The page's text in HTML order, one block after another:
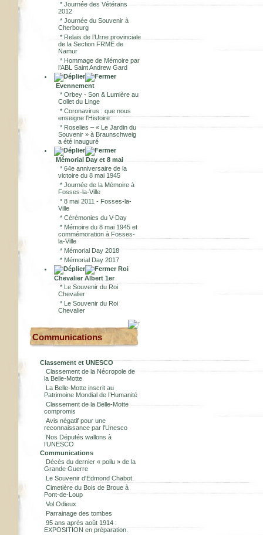
* Journée des Vétérans
2012
* Journée du Souvenir à
Cherbourg
* Relais de l’Urne provinciale
de la Section FRME de
Namur
* Hommage de Mémoire par
l’ABL Saint Andrew Gard
Evennement
* Orbey - Son & Lumière au
Collet du Linge
* Coronavirus : que nous
enseigne l’Histoire
* Roselies – « Le Jardin du
Souvenir » à Braunschweig
a été inauguré
Mémorial Day et 8 mai
* 64e anniversaire de la
victoire du 8 mai 1945
* Journée de la Mémoire à
Fosses-la-Ville
* 8 mai 2011 - Fosses-la-
Ville
* Cérémonies du V-Day
* Mémoire du 8 mai 1945 et
commémoration à Fosses-
la-Ville
* Mémorial Day 2018
* Mémorial Day 2017
Roi
Chevalier Albert 1er
* Le Souvenir du Roi
Chevalier
* Le Souvenir du Roi
Chevalier
Communications
Classement et UNESCO
Classement de la Nécropole de
la Belle-Motte
La Belle-Motte inscrit au
Patrimoine Mondial de l’Humanité
Classement de la Belle-Motte
compromis
Avis négatif pour une
reconnaissance par l'Unesco
Nos Députés wallons à
l’UNESCO
Communications
Décès du dernier « poilu » de la
Grande Guerre
Le Souvenir d'Edmond Chabot.
Cimetière du Bois de Broue à
Pont-de-Loup
Vol Odieux
Parrainage des tombes
95 ans après août 1914 :
EXPOSITION en préparation.